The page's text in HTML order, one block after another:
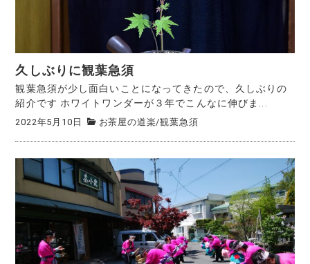
久しぶりに観葉急須
観葉急須が少し面白いことになってきたので、久しぶりの
紹介です ホワイトワンダーが３年でこんなに伸びま...
2022年5月10日 お茶屋の道楽/観葉急須